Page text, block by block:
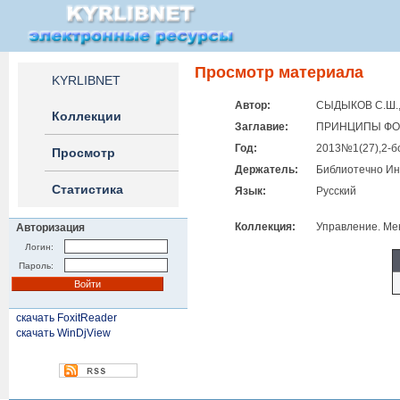
KYRLIBNET
Коллекции
Просмотр
Статистика
Авторизация
Логин:
Пароль:
скачать FoxitReader
скачать WinDjView
Просмотр материала
Автор:
СЫДЫКОВ
Заглавие:
ПРИНЦИПЫ
Год:
2013№1(27),2-
Держатель:
Библиотечно
Язык:
Русский
Коллекция: Управление.